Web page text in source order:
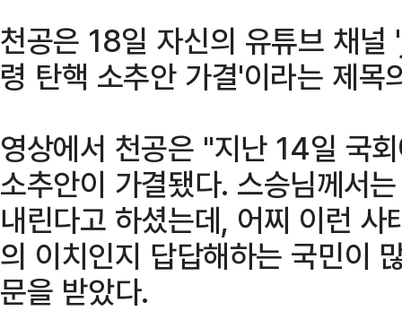
천공은 18일 자신의 유튜브 채
령 탄핵 소추안 가결'이라는 제목
영상에서 천공은 "지난 14일 국
소추안이 가결됐다. 스승님께서
내린다고 하셨는데, 어찌 이런
의 이치인지 답답해하는 국민이
문을 받았다.